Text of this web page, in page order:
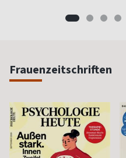
Frauenzeitschriften